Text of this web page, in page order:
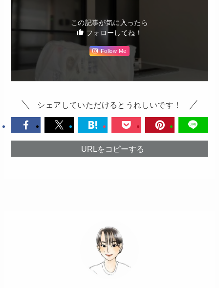
この記事が気に入ったら
フォローしてね！
Follow Me
シェアしていただけるとうれしいです！
URLをコピーする